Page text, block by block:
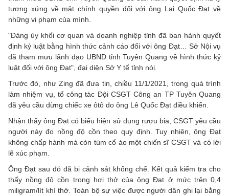
tương xứng về mặt chính quyền đối với ông Lại Quốc Đạt về
những vi phạm của mình.
"Đảng ủy khối cơ quan và doanh nghiệp tỉnh đã ban hành quyết
định kỷ luật bằng hình thức cảnh cáo đối với ông Đạt… Sở Nội vụ
đã tham mưu lãnh đạo UBND tỉnh Tuyên Quang về hình thức kỷ
luật đối với ông Đạt", đại diện Sở Y tế tỉnh nói.
Trước đó, như Zing đã đưa tin, chiều 11/1/2021, trong quá trình
làm nhiệm vụ, tổ công tác Đội CSGT Công an TP Tuyên Quang
đã yêu cầu dừng chiếc xe ôtô do ông Lê Quốc Đạt điều khiển.
Nhận thấy ông Đạt có biểu hiện sử dụng rượu bia, CSGT yêu cầu
người này đo nồng độ cồn theo quy định. Tuy nhiên, ông Đạt
không chấp hành mà còn túm cổ áo một chiến sĩ CSGT và có lời
lẽ xúc phạm.
Ông Đạt sau đó đã bị cảnh sát khống chế. Kết quả kiểm tra cho
thấy nồng độ cồn trong hơi thở của ông Đạt ở mức trên 0,4
miligram/lít khí thở. Toàn bộ sự việc được người dân ghi lại bằng